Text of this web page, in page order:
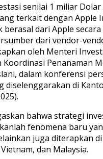
senilai 1 miliar
terkait dengan Apple
berasal dari Apple
dari vendor-
oleh Menteri
Koordinasi Penanaman
dalam konferensi
diselenggarakan di
bahwa strategi
fenomena baru
juga diterapkan
dan Malaysia.